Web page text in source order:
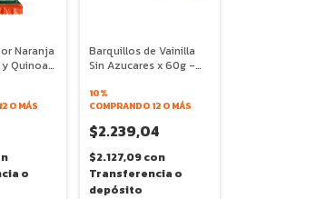
Naranja
Quinoa
O MÁS
o
Barquillos de Vainilla
Sin Azucares x 60g -
10%
COMPRANDO 12 O MÁS
$2.239,04
$2.127,09con
Transferencia o
depósito